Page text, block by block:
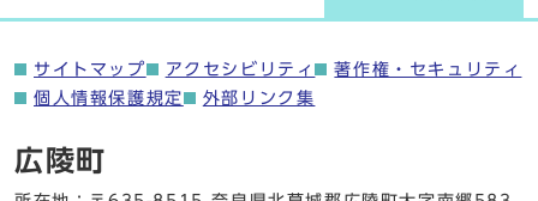
サイトマップ アクセシビリティ
著作権・セキュリティ
個人情報保護規定
外部リンク集
広陵町